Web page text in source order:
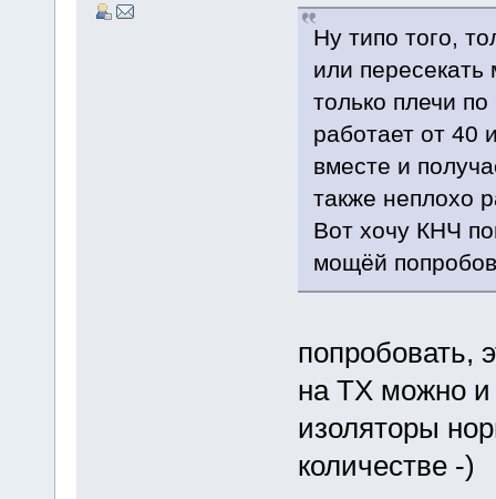
Ну типо того,
или пересекать
только плечи
работает от 40
вместе и
также неплохо
Вот хочу КНЧ
мощёй
попробовать,
на ТХ можно
изоляторы
количестве -)